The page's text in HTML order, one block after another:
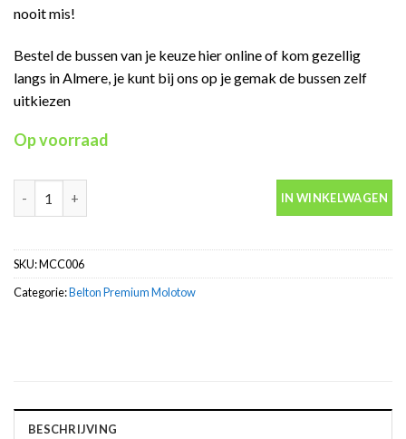
nooit mis!
Bestel de bussen van je keuze hier online of kom gezellig
langs in Almere, je kunt bij ons op je gemak de bussen zelf
uitkiezen
Op voorraad
IN WINKELWAGEN
SKU:MCC006
Categorie:Belton Premium Molotow
BESCHRIJVING